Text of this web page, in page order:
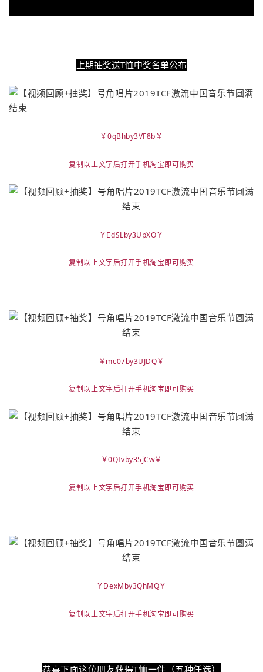
上期抽奖送T恤中奖名单公布
￥0qBhby3VF8b￥
复制以上文字后打开手机淘宝即可购买
￥EdSLby3UpXO￥
复制以上文字后打开手机淘宝即可购买
￥mc07by3UJDQ￥
复制以上文字后打开手机淘宝即可购买
￥0QIvby35jCw￥
复制以上文字后打开手机淘宝即可购买
￥DexMby3QhMQ￥
复制以上文字后打开手机淘宝即可购买
恭喜下面这位朋友获得T恤一件（五种任选）